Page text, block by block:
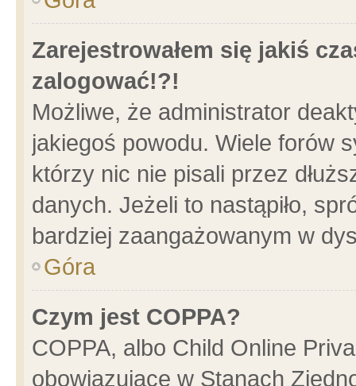
Zarejestrowałem się jakiś
zalogować!?!
Możliwe, że administrator
jakiegoś powodu. Wiele forów
którzy nic nie pisali przez
danych. Jeżeli to nastąpiło,
bardziej zaangażowanym w
Góra
Czym jest COPPA?
COPPA, albo Child Online
obowiązujące w Stanach